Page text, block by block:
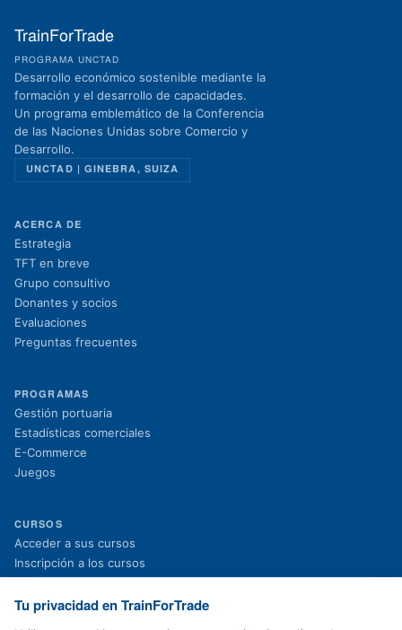
TrainForTrade
PROGRAMA UNCTAD
Desarrollo económico sostenible mediante la
formación y el desarrollo de capacidades.
Un programa emblemático de la Conferencia
de las Naciones Unidas sobre Comercio y
Desarrollo.
UNCTAD | GINEBRA, SUIZA
ACERCA DE
Estrategia
TFT en breve
Grupo consultivo
Donantes y socios
Evaluaciones
Preguntas frecuentes
PROGRAMAS
Gestión portuaria
Estadísticas comerciales
E-Commerce
Juegos
CURSOS
Acceder a sus cursos
Inscripción a los cursos
Proyectos en curso
Proyectos finalizados
Tu privacidad en TrainForTrade